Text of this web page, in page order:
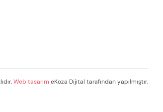
Web tasarım eKoza Dijital tarafından yapılmıştır.